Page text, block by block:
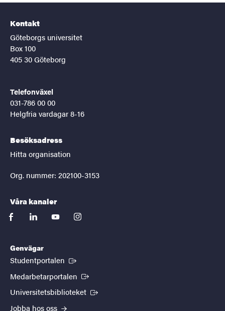
Kontakt
Göteborgs universitet
Box 100
405 30 Göteborg
Telefonväxel
031-786 00 00
Helgfria vardagar 8-16
Besöksadress
Hitta organisation
Org. nummer: 202100-3153
Våra kanaler
facebooklinkedinyoutubeinstagram
Genvägar
Studentportalen (Extern länk)
Medarbetarportalen (Extern länk)
Universitetsbiblioteket (Extern länk)
Jobba hos oss